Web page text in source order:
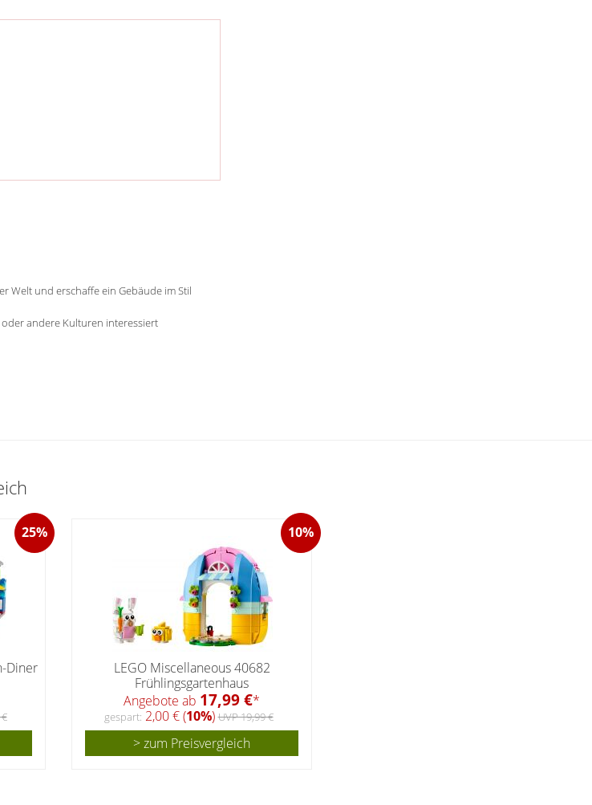
Welt und erschaffe ein Gebäude im Stil
andere Kulturen interessiert
25%
Diner
10%
LEGO Miscellaneous 40682
Frühlingsgartenhaus
Angebote ab 17,99 €*
gespart: 2,00 € (10%)UVP 19,99 €
> zum Preisvergleich